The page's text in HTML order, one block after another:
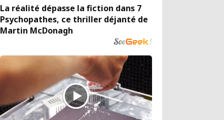
La réalité dépasse la fiction dans 7
Psychopathes, ce thriller déjanté de
Martin McDonagh